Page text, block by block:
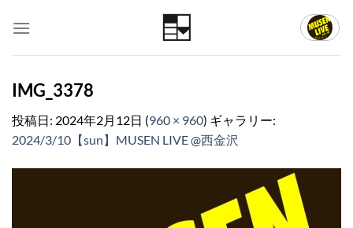
IMG_3378
投稿日: 2024年2月12日 (960 × 960) ギャラリー:
2024/3/10【sun】MUSEN LIVE @西金沢